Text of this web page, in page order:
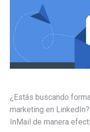
¿Estás buscando
marketing en
InMail de manera